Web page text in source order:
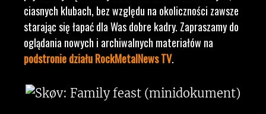
ciasnych klubach, bez względu na okoliczności zawsze
starając się łapać dla Was dobre kadry. Zapraszamy do
oglądania nowych i archiwalnych materiałów na
podstronie działu RockMetalNews TV.